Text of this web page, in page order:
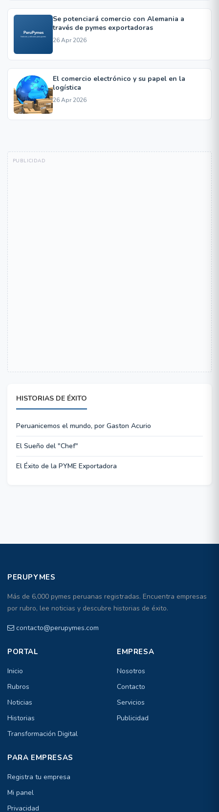
Se potenciará comercio con Alemania a
través de pymes exportadoras
26 Apr 2026
El comercio electrónico y su papel en la
logística
26 Apr 2026
HISTORIAS DE ÉXITO
Peruanicemos el mundo, por Gaston Acurio
El Sueño del "Chef"
El Éxito de la PYME Exportadora
PERUPYMES
Más de 6,000 pymes peruanas registradas. Encuentra empresas
por rubro, lee noticias y descubre historias de éxito.
contacto@perupymes.com
PORTAL
Inicio
Rubros
Noticias
Historias
Transformación Digital
EMPRESA
Nosotros
Contacto
Servicios
Publicidad
PARA EMPRESAS
Registra tu empresa
Mi panel
Privacidad